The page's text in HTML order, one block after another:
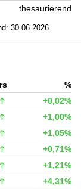
thesaurierend
30.06.2026
%
+0,02%
+1,00%
+1,05%
+0,71%
+1,21%
+4,31%